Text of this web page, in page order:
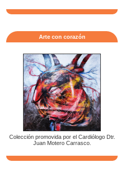
Arte con corazón
Colección promovida por el Cardiólogo Dtr.
Juan Motero Carrasco.